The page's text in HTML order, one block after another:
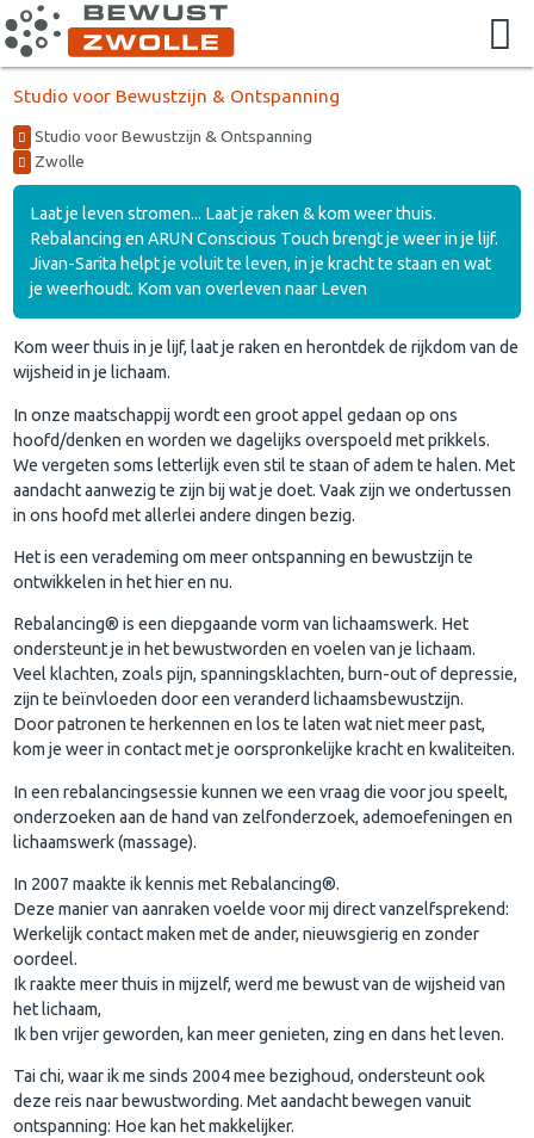
Studio voor Bewustzijn & Ontspanning
Studio voor Bewustzijn & Ontspanning
Zwolle
Laat je leven stromen... Laat je raken & kom weer thuis.
Rebalancing en ARUN Conscious Touch brengt je weer in je lijf.
Jivan-Sarita helpt je voluit te leven, in je kracht te staan en wat
je weerhoudt. Kom van overleven naar Leven
Kom weer thuis in je lijf, laat je raken en herontdek de rijkdom van de
wijsheid in je lichaam.
In onze maatschappij wordt een groot appel gedaan op ons
hoofd/denken en worden we dagelijks overspoeld met prikkels.
We vergeten soms letterlijk even stil te staan of adem te halen. Met
aandacht aanwezig te zijn bij wat je doet. Vaak zijn we ondertussen
in ons hoofd met allerlei andere dingen bezig.
Het is een verademing om meer ontspanning en bewustzijn te
ontwikkelen in het hier en nu.
Rebalancing® is een diepgaande vorm van lichaamswerk. Het
ondersteunt je in het bewustworden en voelen van je lichaam.
Veel klachten, zoals pijn, spanningsklachten, burn-out of depressie,
zijn te beïnvloeden door een veranderd lichaamsbewustzijn.
Door patronen te herkennen en los te laten wat niet meer past,
kom je weer in contact met je oorspronkelijke kracht en kwaliteiten.
In een rebalancingsessie kunnen we een vraag die voor jou speelt,
onderzoeken aan de hand van zelfonderzoek, ademoefeningen en
lichaamswerk (massage).
In 2007 maakte ik kennis met Rebalancing®.
Deze manier van aanraken voelde voor mij direct vanzelfsprekend:
Werkelijk contact maken met de ander, nieuwsgierig en zonder
oordeel.
Ik raakte meer thuis in mijzelf, werd me bewust van de wijsheid van
het lichaam,
Ik ben vrijer geworden, kan meer genieten, zing en dans het leven.
Tai chi, waar ik me sinds 2004 mee bezighoud, ondersteunt ook
deze reis naar bewustwording. Met aandacht bewegen vanuit
ontspanning: Hoe kan het makkelijker.